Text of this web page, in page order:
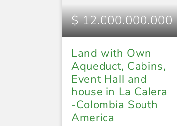
$ 12.000.000.000
Land with Own
Aqueduct, Cabins,
Event Hall and
house in La Calera
-Colombia South
America